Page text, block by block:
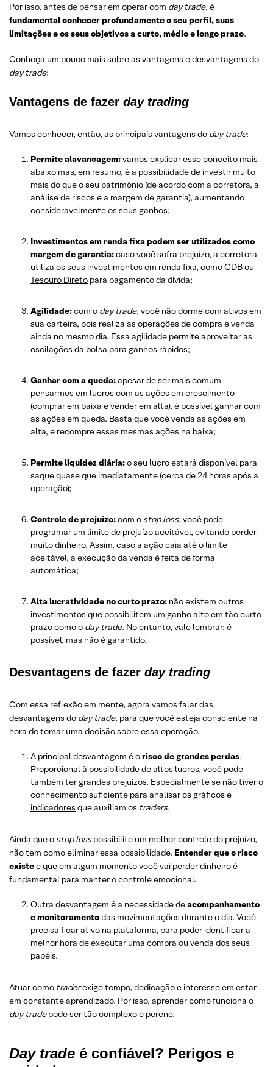
Por isso, antes de pensar em operar com day trade, é
fundamental conhecer profundamente o seu perfil, suas
limitações e os seus objetivos a curto, médio e longo prazo.
Conheça um pouco mais sobre as vantagens e desvantagens do
day trade:
Vantagens de fazer day trading
Vamos conhecer, então, as principais vantagens do day trade:
Permite alavancagem:vamos explicar esse conceito mais
abaixo mas, em resumo, é a possibilidade de investir muito
mais do que o seu patrimônio (de acordo com a corretora, a
análise de riscos e a margem de garantia), aumentando
consideravelmente os seus ganhos;
Investimentos em renda fixa podem ser utilizados como
margem de garantia:caso você sofra prejuízo, a corretora
utiliza os seus investimentos em renda fixa, comoCDBou
Tesouro Direto para pagamento da dívida;
Agilidade:com o day trade, você não dorme com ativos em
sua carteira, pois realiza as operações de compra e venda
ainda no mesmo dia. Essa agilidade permite aproveitar as
oscilações da bolsa para ganhos rápidos;
Ganhar com a queda:apesar de ser mais comum
pensarmos em lucros com as ações em crescimento
(comprar em baixa e vender em alta), é possível ganhar com
as ações em queda. Basta que você venda as ações em
alta, e recompre essas mesmas ações na baixa;
Permite liquidez diária:o seu lucro estará disponível para
saque quase que imediatamente (cerca de 24 horas após a
operação);
Controle de prejuízo:com o stop loss, você pode
programar um limite de prejuízo aceitável, evitando perder
muito dinheiro. Assim, caso a ação caia até o limite
aceitável, a execução da venda é feita de forma
automática;
Alta lucratividade no curto prazo: não existem outros
investimentos que possibilitem um ganho alto em tão curto
prazo como o day trade. No entanto, vale lembrar: é
possível, mas não é garantido.
Desvantagens de fazer day trading
Com essa reflexão em mente, agora vamos falar das
desvantagens do day trade, para que você esteja consciente na
hora de tomar uma decisão sobre essa operação.
A principal desvantagem é orisco de grandes perdas.
Proporcional à possibilidade de altos lucros, você pode
também ter grandes prejuízos. Especialmente se não tiver o
conhecimento suficiente para analisar os gráficos e
indicadores que auxiliam os traders.
Ainda que o stop losspossibilite um melhor controle do prejuízo,
não tem como eliminar essa possibilidade. Entender que o risco
existee que em algum momento você vai perder dinheiro é
fundamental para manter o controle emocional.
Outra desvantagem é a necessidade deacompanhamento
e monitoramentodas movimentações durante o dia. Você
precisa ficar ativo na plataforma, para poder identificar a
melhor hora de executar uma compra ou venda dos seus
papéis.
Atuar como traderexige tempo, dedicação e interesse em estar
em constante aprendizado. Por isso, aprender como funciona o
day tradepode ser tão complexo e perene.
Day trade é confiável? Perigos e